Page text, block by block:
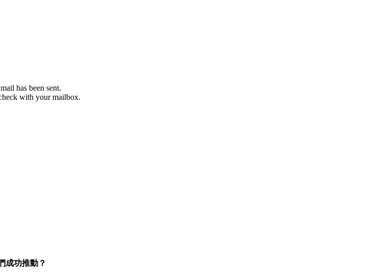
has been sent.
with your mailbox.
成功推動？